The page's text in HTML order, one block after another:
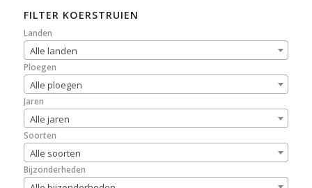
FILTER KOERSTRUIEN
Landen
Alle landen
Ploegen
Alle ploegen
Jaren
Alle jaren
Soorten
Alle soorten
Bijzonderheden